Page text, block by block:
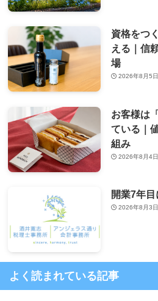
資格をつ
える｜信
場
2026年8月5日
お客様は
ている｜
組み
2026年8月4日
開業7年
2026年8月3日
よく読まれている記事